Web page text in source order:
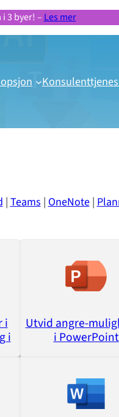
3 byer! – Les mer
|Teams|OneNote|
i
i
Utvid angre-
i PowerPoint